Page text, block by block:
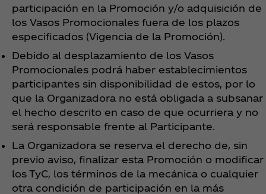
participación en la Promoción y/o adquisición de
los Vasos Promocionales fuera de los plazos
especificados (Vigencia de la Promoción).
Debido al desplazamiento de los Vasos
Promocionales podrá haber establecimientos
participantes sin disponibilidad de estos, por lo
que la Organizadora no está obligada a subsanar
el hecho descrito en caso de que ocurriera y no
será responsable frente al Participante.
La Organizadora se reserva el derecho de, sin
previo aviso, finalizar esta Promoción o modificar
los TyC, los términos de la mecánica o cualquier
otra condición de participación en la más